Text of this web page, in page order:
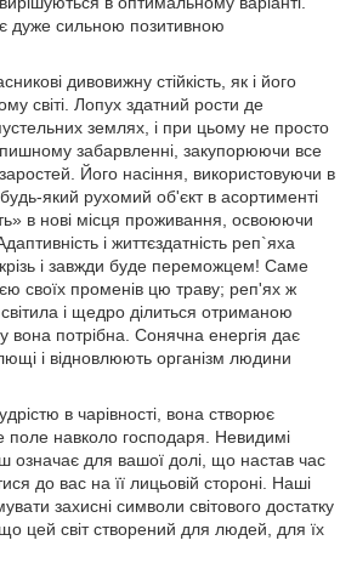
дуже сильною позитивною
дивовижну стійкість, як і його
світі. Лопух здатний рости де
землях, і при цьому не просто
пишному забарвленні, закупорюючи все
Його насіння, використовуючи в
який рухомий об'єкт в асортименті
в нові місця проживання, освоюючи
і життєздатність реп`яха
і завжди буде переможцем! Саме
своїх променів цю траву; реп'ях ж
і щедро ділиться отриманою
вона потрібна. Сонячна енергія дає
і відновлюють організм людини
в чарівності, вона створює
поле навколо господаря. Невидимі
для вашої долі, що настав час
до вас на її лицьовій стороні. Наші
захисні символи світового достатку
цей світ створений для людей, для їх